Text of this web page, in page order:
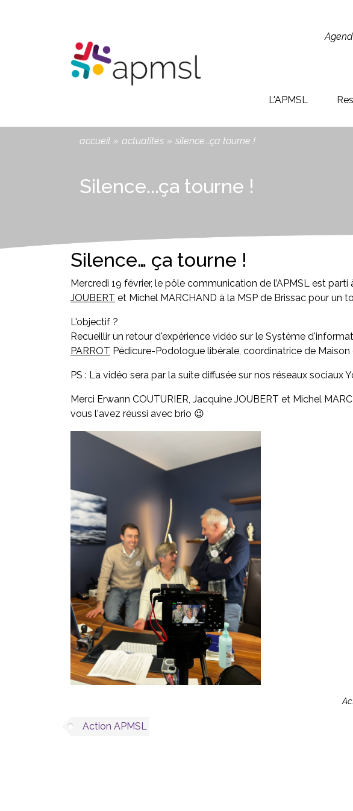
L'APMSL
You
here
accueil » actualités » silence...ça tourne !
Silence...ça tourne !
Silence… ça tourne !
Mercredi 19 février, le pôle communication de l’APMSL est
JOUBERT et Michel MARCHAND à la MSP de Brissac pour un
L'objectif ?
Recueillir un retour d'expérience vidéo sur le Système
PARROT Pédicure-Podologue libérale, coordinatrice de
PS : La vidéo sera par la suite diffusée sur nos réseaux sociaux
Merci Erwann COUTURIER, Jacquine JOUBERT et Michel
vous l'avez réussi avec brio 😉
Action APMSL